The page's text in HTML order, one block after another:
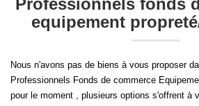
NOS
CHASSE
NOTRE
Surface min Budget
Professionnels fonds
equipement
Nous n'avons pas de biens à vous proposer
Professionnels Fonds de commerce
pour le moment , plusieurs options s'offrent à